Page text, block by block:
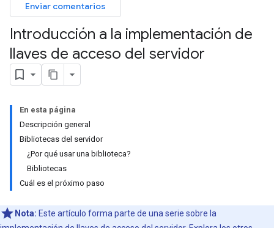
Enviar comentarios
Introducción a la implementación de
llaves de acceso del servidor
En esta página
Descripción general
Bibliotecas del servidor
¿Por qué usar una biblioteca?
Bibliotecas
Cuál es el próximo paso
Nota: Este artículo forma parte de una serie sobre la